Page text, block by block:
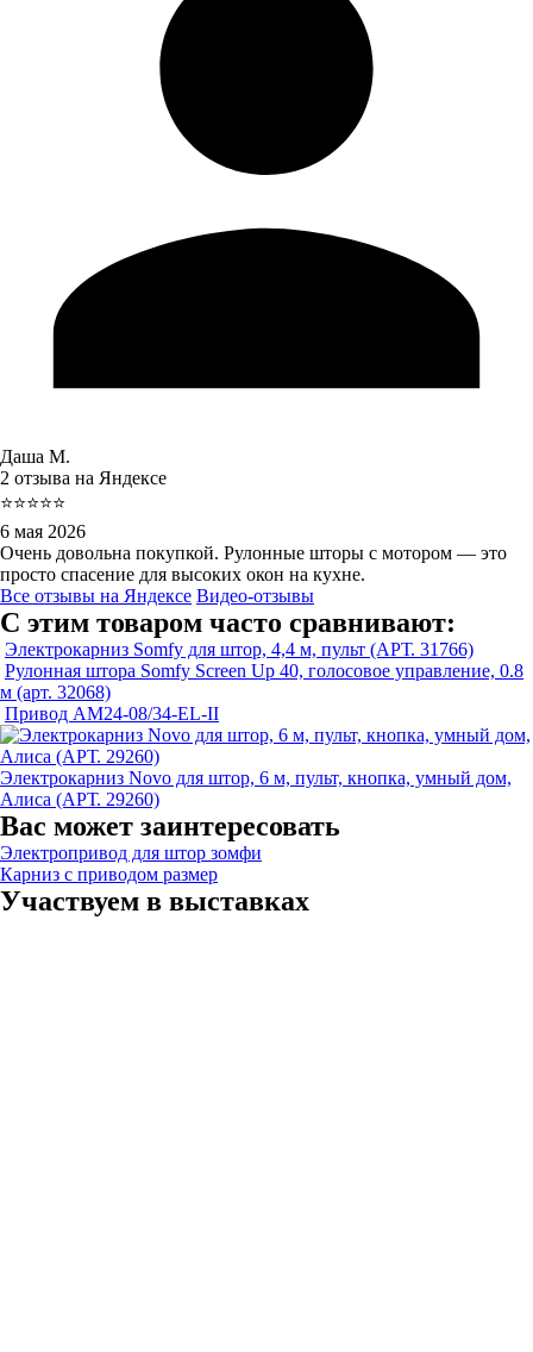
Даша М.
2 отзыва на Яндексе
⭐⭐⭐⭐⭐
6 мая 2026
Очень довольна покупкой. Рулонные шторы с мотором — это
просто спасение для высоких окон на кухне.
Все отзывы на Яндексе Видео-отзывы
С этим товаром часто сравнивают:
Электрокарниз Somfy для штор, 4,4 м, пульт (АРТ. 31766)
Рулонная штора Somfy Screen Up 40, голосовое управление, 0.8
м (арт. 32068)
Привод AM24-08/34-EL-II
Электрокарниз Novo для штор, 6 м, пульт, кнопка, умный дом,
Алиса (АРТ. 29260)
Вас может заинтересовать
Электропривод для штор зомфи
Карниз с приводом размер
Участвуем в выставках